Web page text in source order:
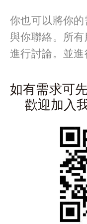
你也可以將你
與你聯絡。所
進行討論。並進
如有需求可
歡迎加入